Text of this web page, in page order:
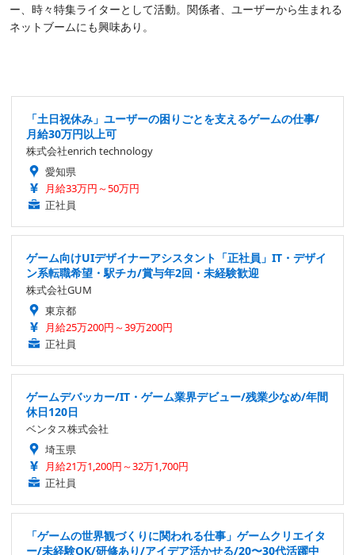
ー、時々特集ライターとして活動。関係者、ユーザーから生まれる
ネットブームにも興味あり。
「土日祝休み」ユーザーの困りごとを支えるゲームの仕事/
月給30万円以上可
株式会社enrich technology
愛知県
月給33万円～50万円
正社員
ゲーム向けUIデザイナーアシスタント「正社員」IT・デザイ
ン系転職希望・駅チカ/賞与年2回・未経験歓迎
株式会社GUM
東京都
月給25万200円～39万200円
正社員
ゲームデバッカー/IT・ゲーム業界デビュー/残業少なめ/年間
休日120日
ベンタス株式会社
埼玉県
月給21万1,200円～32万1,700円
正社員
「ゲームの世界観づくりに関われる仕事」ゲームクリエイタ
ー/未経験OK/研修あり/アイデア活かせる/20〜30代活躍中